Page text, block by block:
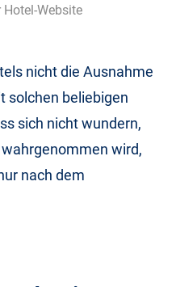
Website
nicht die Ausnahme
solchen beliebigen
sich nicht wundern,
wird,
nach dem